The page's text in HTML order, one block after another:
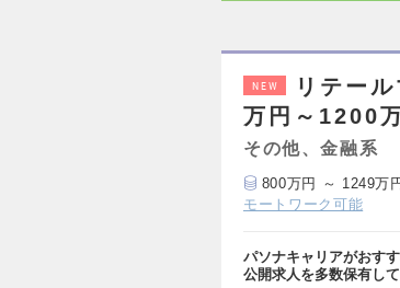
NEW
リテー
万円～1200
その他、金融系
800万円 ～ 1249万
モートワーク可能
パソナキャリアがおす
公開求人を多数保有し